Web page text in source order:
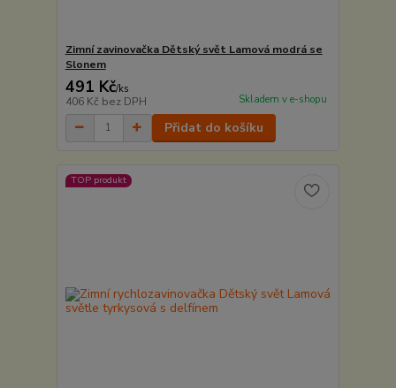
Zimní zavinovačka Dětský svět Lamová modrá se
Slonem
491 Kč/ks
406 Kč bez DPH Skladem v e-shopu
Přidat do košíku
TOP produkt